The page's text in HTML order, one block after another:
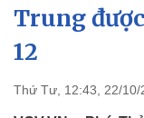
Đảng
Tổ chức nhân sự
Quốc hội
Trung
12
Thứ Tư, 12:43, 22/10/